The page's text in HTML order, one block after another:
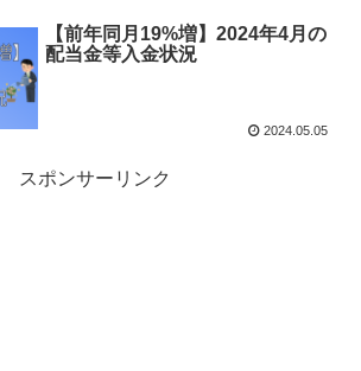
【前年同月19%増】2024年4月の
配当金等入金状況
2024.05.05
スポンサーリンク